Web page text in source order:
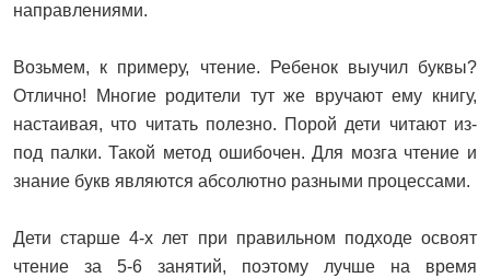
направлениями.
Возьмем, к примеру, чтение. Ребенок выучил буквы?
Отлично! Многие родители тут же вручают ему книгу,
настаивая, что читать полезно. Порой дети читают из-
под палки. Такой метод ошибочен. Для мозга чтение и
знание букв являются абсолютно разными процессами.
Дети старше 4-х лет при правильном подходе освоят
чтение за 5-6 занятий, поэтому лучше на время